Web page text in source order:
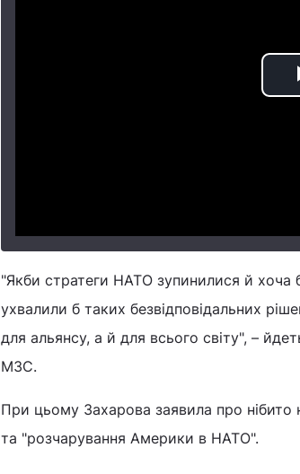
"Якби стратеги НАТО зупинилися й
ухвалили б таких безвідповідальних
для альянсу, а й для всього світу", –
МЗС.
При цьому Захарова заявила про
та "розчарування Америки в НАТО".